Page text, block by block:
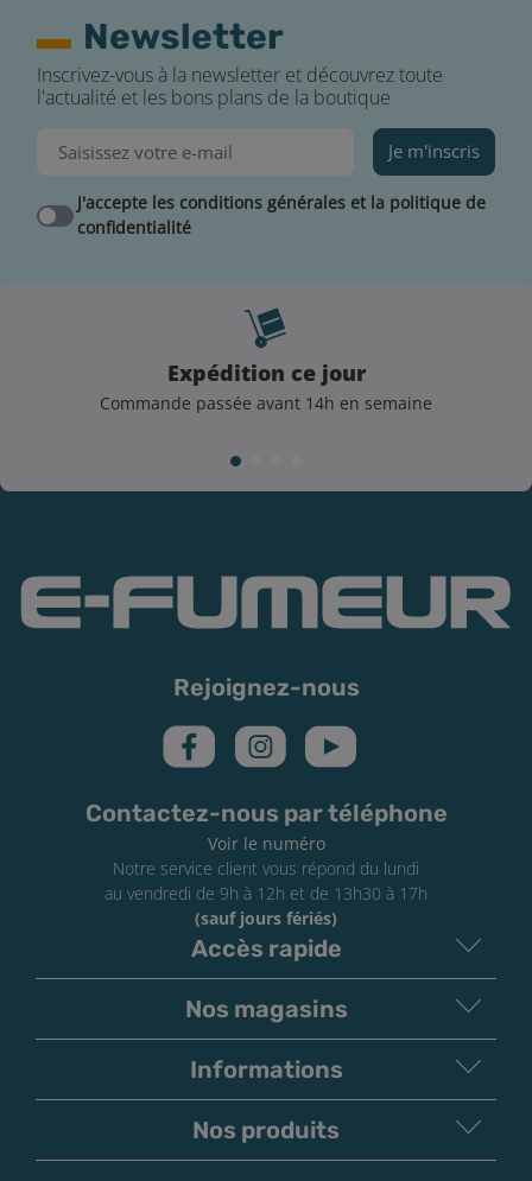
Préservation du e-liquide
Afin de profiter au maximum des saveurs de votre e-
liquide, E-FUMEUR vous recommande de vérifier la
flacon avant que le produit ne perde certaines de ses
qualités gustatives et de respecter ces quelques règles
essentielles :
Privilégiez le stockage de votre e-liquide à une
température ambiante +/- 18°C
Evitez de laisser votre e-liquide à l’air libre.
Rebouchez soigneusement votre flacon après
chaque utilisation
n°1272/2008.
Conformément à la réglementation en vigueur, l’une
présentes sur le flacon :
3 mg/ml de nicotine :
H312Nocif par contact cutané,
contact cutané, catégorie 3
Newsletter
Inscrivez-vous à la newsletter et découvrez toute
l'actualité et les bons plans de la boutique
Je m'inscris
J'accepte les conditions générales et la politique de
confidentialité
Expédition ce jour
Commande passée avant 14h en semaine
Rejoignez-nous
Contactez-nous par téléphone
Voir le numéro
Notre service client vous répond du lundi
au vendredi de 9h à 12h et de 13h30 à 17h
(sauf jours fériés)
Accès rapide
Nos magasins
Informations
Nos produits